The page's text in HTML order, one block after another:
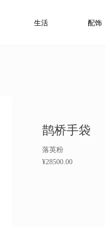
生活 配饰
鹊桥手袋
落英粉
¥28500.00